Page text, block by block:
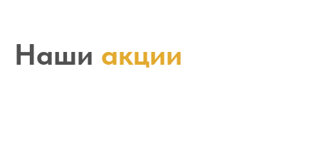
Наши акции